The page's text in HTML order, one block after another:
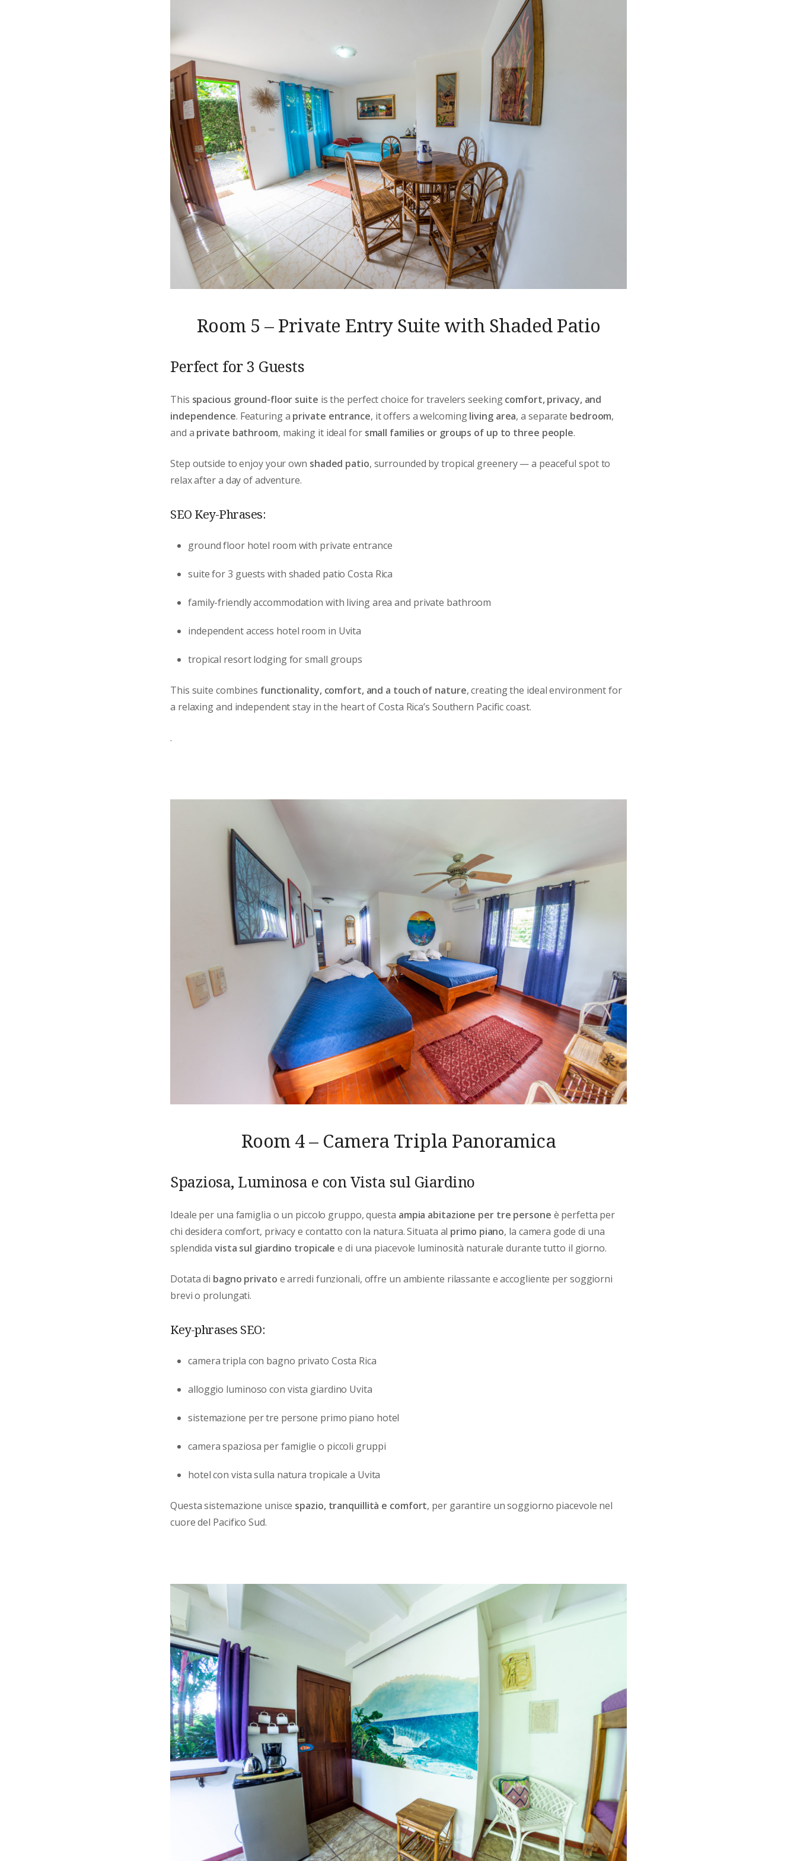
Room 5 – Private Entry Suite with Shaded Patio
Perfect for 3 Guests
This spacious ground-floor suite is the perfect choice for travelers seekingcomfort, privacy, and
independence. Featuring a private entrance, it offers a welcomingliving area, a separate bedroom,
and a private bathroom, making it ideal for small families or groups of up to three people.
Step outside to enjoy your own shaded patio, surrounded by tropical greenery — a peaceful spot to
relax after a day of adventure.
SEO Key-Phrases:
ground floor hotel room with private entrance
suite for 3 guests with shaded patio Costa Rica
family-friendly accommodation with living area and private bathroom
independent access hotel room in Uvita
tropical resort lodging for small groups
This suite combines functionality, comfort, and a touch of nature, creating the ideal environment for
a relaxing and independent stay in the heart of Costa Rica’s Southern Pacific coast.
.
Room 4 – Camera Tripla Panoramica
Spaziosa, Luminosa e con Vista sul Giardino
Ideale per una famiglia o un piccolo gruppo, questa ampia abitazione per tre persone è perfetta per
chi desidera comfort, privacy e contatto con la natura. Situata al primo piano, la camera gode di una
splendidavista sul giardino tropicale e di una piacevole luminosità naturale durante tutto il giorno.
Dotata di bagno privato e arredi funzionali, offre un ambiente rilassante e accogliente per soggiorni
brevi o prolungati.
Key-phrases SEO:
camera tripla con bagno privato Costa Rica
alloggio luminoso con vista giardino Uvita
sistemazione per tre persone primo piano hotel
camera spaziosa per famiglie o piccoli gruppi
hotel con vista sulla natura tropicale a Uvita
Questa sistemazione unisce spazio, tranquillità e comfort, per garantire un soggiorno piacevole nel
cuore del Pacifico Sud.